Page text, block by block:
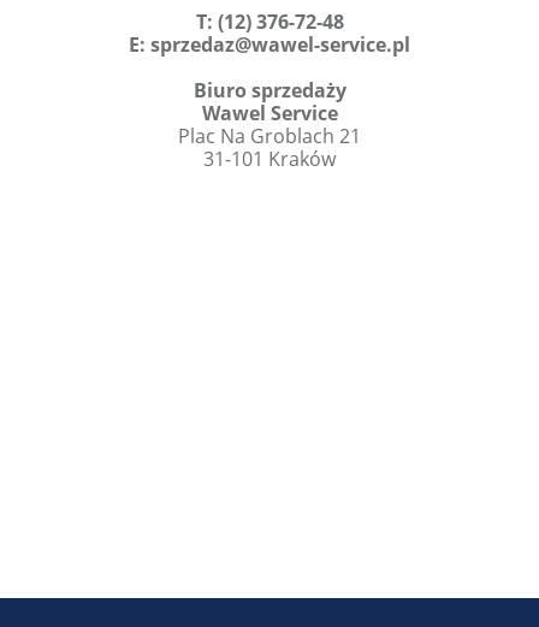
T: (12) 376-72-48
E: sprzedaz@wawel-service.pl
Biuro sprzedaży
Wawel Service
Plac Na Groblach 21
31-101 Kraków